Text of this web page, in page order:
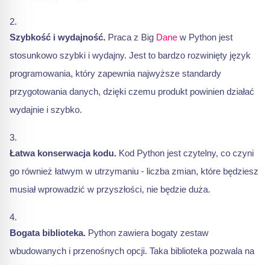
Szybkość i wydajność. Praca z Big Dane w Python jest
stosunkowo szybki i wydajny. Jest to bardzo rozwinięty język
programowania, który zapewnia najwyższe standardy
przygotowania danych, dzięki czemu produkt powinien działać
wydajnie i szybko.
Łatwa konserwacja kodu. Kod Python jest czytelny, co czyni
go również łatwym w utrzymaniu - liczba zmian, które będziesz
musiał wprowadzić w przyszłości, nie będzie duża.
Bogata biblioteka. Python zawiera bogaty zestaw
wbudowanych i przenośnych opcji. Taka biblioteka pozwala na